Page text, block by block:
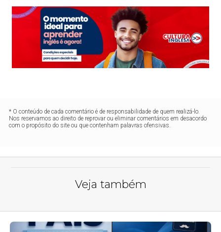
* O conteúdo de cada comentário é de responsabilidade de quem realizá-lo.
Nos reservamos ao direito de reprovar ou eliminar comentários em desacordo
com o propósito do site ou que contenham palavras ofensivas.
Veja também